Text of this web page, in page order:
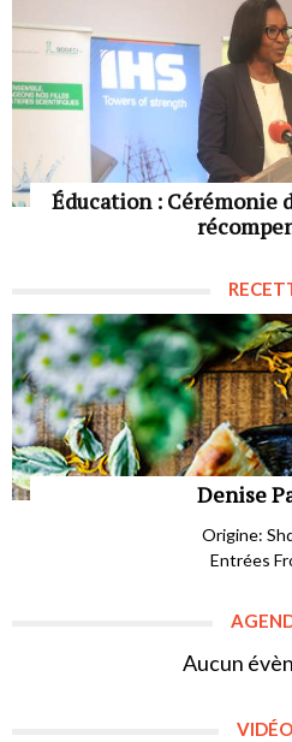
Éducation : Cérémonie
Denise
Origine:
Entrées
Aucun